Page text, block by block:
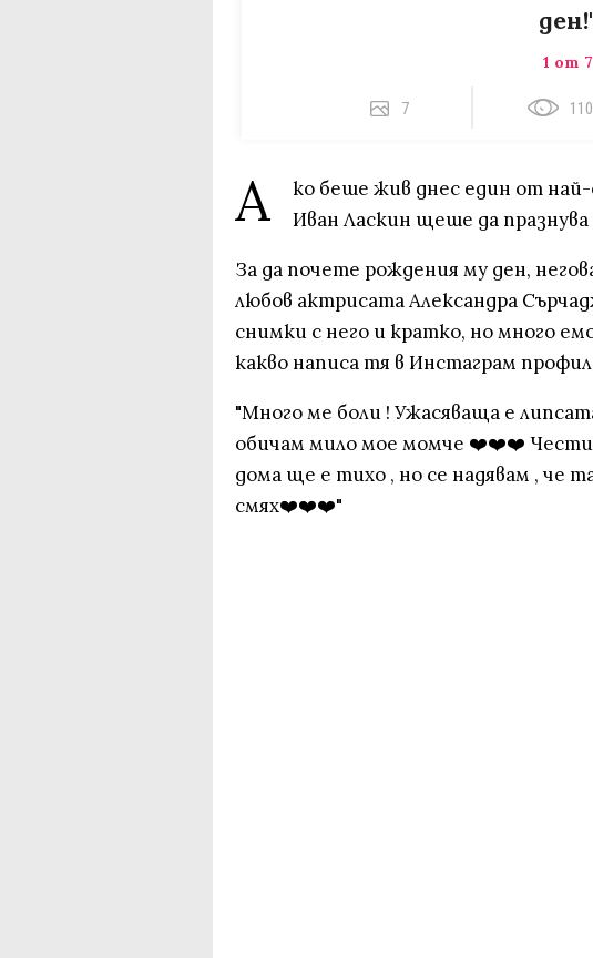
1 от 7
7
А
ко беше жив днес един от
Иван Ласкин щеше да
За да почете рождения му ден,
любов актрисата Александра
снимки с него и кратко, но много
какво написа тя в Инстаграм
"Много ме боли ! Ужасяваща е
обичам мило мое момче ❤️❤️❤️
дома ще е тихо , но се надявам , че
смях❤️❤️❤️"